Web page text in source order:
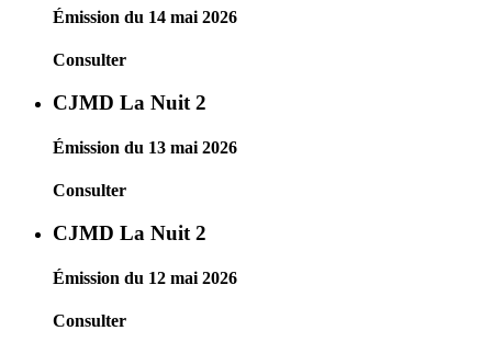
Émission du 14 mai 2026
Consulter
CJMD La Nuit 2
Émission du 13 mai 2026
Consulter
CJMD La Nuit 2
Émission du 12 mai 2026
Consulter